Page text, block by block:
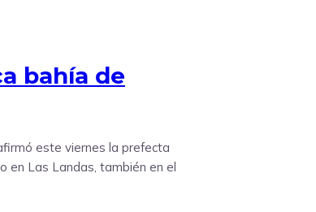
bahía de
este viernes la prefecta
en Las Landas, también en el